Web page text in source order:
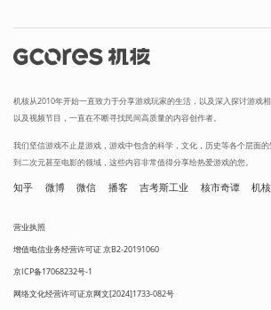
机核从2010年开始一直致力于分享游戏玩家的生活，以及深入探讨游戏
以及视频节目，一直在不断寻找民间高质量的内容创作者。
我们坚信游戏不止是游戏，游戏中包含的科学，文化，历史等各个层面
到二次元甚至电影的领域，这些内容非常值得分享给热爱游戏的您。
知乎 微博 微信 播客 吉考斯工业 核市奇谭 机
营业执照
增值电信业务经营许可证 京B2-20191060
京ICP备17068232号-1
网络文化经营许可证京网文[2024]1733-082号